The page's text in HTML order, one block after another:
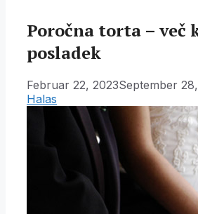
Poročna torta – več
posladek
Februar 22, 2023September
Halas